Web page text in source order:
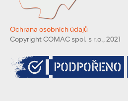
Ochrana osobních údajů
Copyright COMAC spol. s r.o., 2021